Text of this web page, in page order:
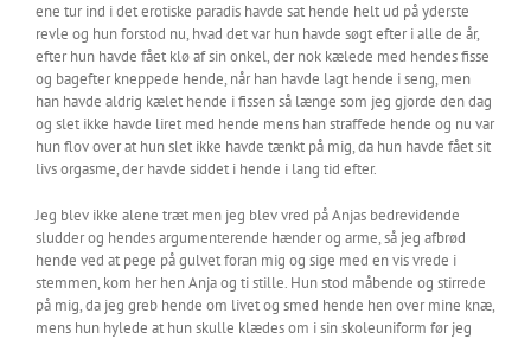
ene tur ind i det erotiske paradis havde sat hende helt ud på yderste
revle og hun forstod nu, hvad det var hun havde søgt efter i alle de år,
efter hun havde fået klø af sin onkel, der nok kælede med hendes fisse
og bagefter kneppede hende, når han havde lagt hende i seng, men
han havde aldrig kælet hende i fissen så længe som jeg gjorde den dag
og slet ikke havde liret med hende mens han straffede hende og nu var
hun flov over at hun slet ikke havde tænkt på mig, da hun havde fået sit
livs orgasme, der havde siddet i hende i lang tid efter.
Jeg blev ikke alene træt men jeg blev vred på Anjas bedrevidende
sludder og hendes argumenterende hænder og arme, så jeg afbrød
hende ved at pege på gulvet foran mig og sige med en vis vrede i
stemmen, kom her hen Anja og ti stille. Hun stod måbende og stirrede
på mig, da jeg greb hende om livet og smed hende hen over mine knæ,
mens hun hylede at hun skulle klædes om i sin skoleuniform før jeg